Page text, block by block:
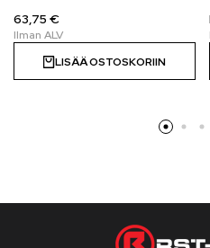
63,75 €
LISÄÄ OSTOSKORIIN